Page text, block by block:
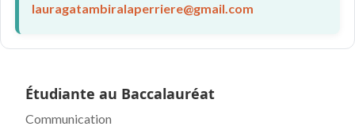
lauragatambiralaperriere@gmail.com
Étudiante au Baccalauréat
Communication